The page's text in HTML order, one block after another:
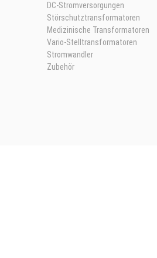
DC-Stromversorgungen
Störschutztransformatoren
Medizinische Transformatoren
Vario-Stelltransformatoren
Stromwandler
Zubehör